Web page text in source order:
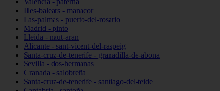
Valencia - paterna
Illes-balears - manacor
Las-palmas - puerto-del-rosario
Madrid - pinto
Lleida - naut-aran
Alicante - sant-vicent-del-raspeig
Santa-cruz-de-tenerife - granadilla-de-abona
Sevilla - dos-hermanas
Granada - salobreña
Santa-cruz-de-tenerife - santiago-del-teide